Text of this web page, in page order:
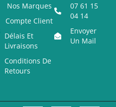
Nos Marques
Compte Client
Délais Et
Livraisons
Conditions De
Retours
07 61 15
04 14
Envoyer
Un Mail